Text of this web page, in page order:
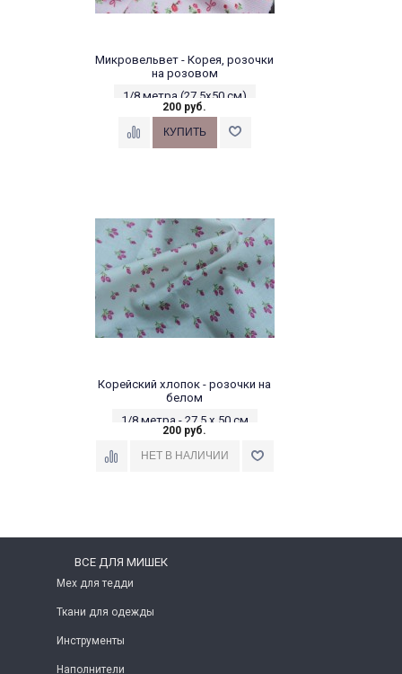
Микровельвет - Корея, розочки
на розовом
1/8 метра (27,5х50 см)
200 руб.
Корейский хлопок - розочки на
белом
1/8 метра - 27,5 х 50 см
200 руб.
ВСЕ ДЛЯ МИШЕК
Мех для тедди
Ткани для одежды
Инструменты
Наполнители